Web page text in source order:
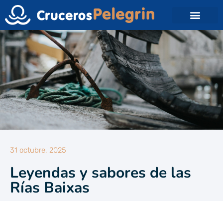
31 octubre, 2025
Leyendas y sabores de las
Rías Baixas